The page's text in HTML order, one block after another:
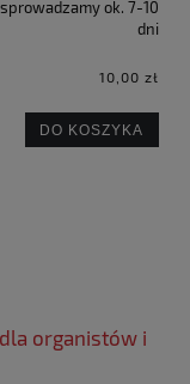
sprowadzamy ok. 7-10
dni
10,00 zł
DO KOSZYKA
organistów i